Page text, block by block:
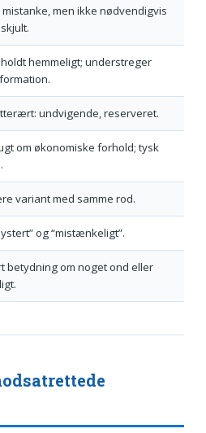
men ikke nødvendigvis
hemmeligt; understreger
undvigende, reserveret.
om økonomiske forhold; tysk
variant med samme rod.
og “mistænkeligt”.
betydning om noget ond eller